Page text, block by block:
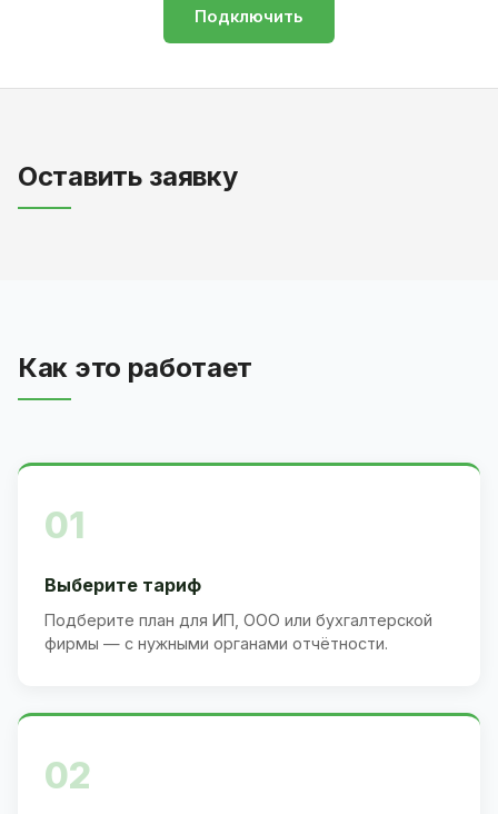
Подключить
Оставить заявку
Как это работает
01
Выберите тариф
Подберите план для ИП, ООО или бухгалтерской
фирмы — с нужными органами отчётности.
02